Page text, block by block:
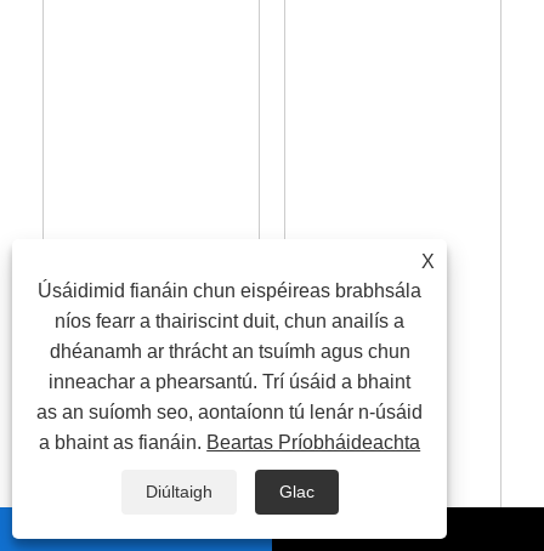
X
Úsáidimid fianáin chun eispéireas brabhsála
níos fearr a thairiscint duit, chun anailís a
dhéanamh ar thrácht an tsuímh agus chun
inneachar a phearsantú. Trí úsáid a bhaint
as an suíomh seo, aontaíonn tú lenár n-úsáid
a bhaint as fianáin. Beartas Príobháideachta
Diúltaigh Glac